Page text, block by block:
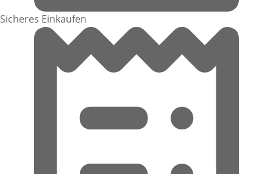
Sicheres Einkaufen